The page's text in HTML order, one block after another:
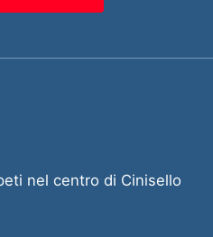
nel centro di Cinisello